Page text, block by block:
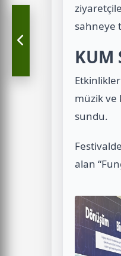
sahneye
KUM
müzik ve
sundu.
alan